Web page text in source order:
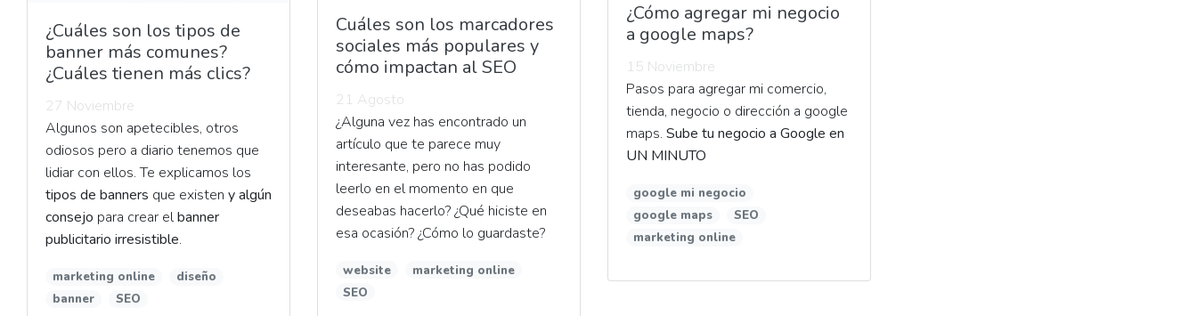
¿Cuáles son los tipos de
banner más comunes?
¿Cuáles tienen más clics?
27 Noviembre
Algunos son apetecibles, otros
odiosos pero a diario tenemos que
lidiar con ellos. Te explicamos los
tipos de banners que existeny algún
consejo para crear elbanner
publicitario irresistible.
marketing online
diseño
banner
SEO
Cuáles son los marcadores
sociales más populares y
cómo impactan al SEO
21 Agosto
¿Alguna vez has encontrado un
artículo que te parece muy
interesante, pero no has podido
leerlo en el momento en que
deseabas hacerlo? ¿Qué hiciste en
esa ocasión? ¿Cómo lo guardaste?
website
marketing online
SEO
¿Cómo agregar mi negocio
a google maps?
15 Noviembre
Pasos para agregar mi comercio,
tienda, negocio o dirección a google
maps. Sube tu negocio a Google en
UN MINUTO
google mi negocio
google maps
SEO
marketing online